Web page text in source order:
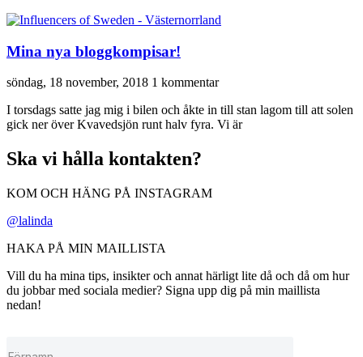
Mina nya bloggkompisar!
söndag, 18 november, 2018 1 kommentar
I torsdags satte jag mig i bilen och åkte in till stan lagom till att solen
gick ner över Kvavedsjön runt halv fyra. Vi är
Ska vi hålla kontakten?
KOM OCH HÄNG PÅ INSTAGRAM
@lalinda
HAKA PÅ MIN MAILLISTA
Vill du ha mina tips, insikter och annat härligt lite då och då om hur
du jobbar med sociala medier? Signa upp dig på min maillista
nedan!